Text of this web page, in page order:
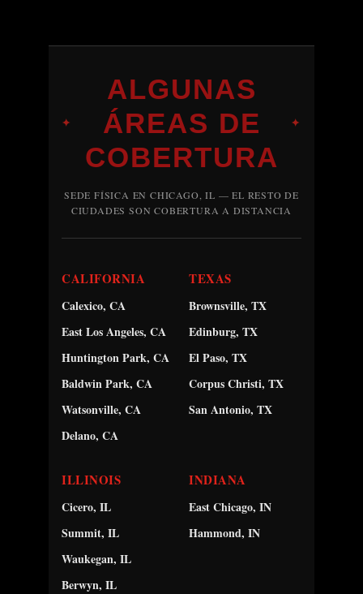
✦
ALGUNAS
ÁREAS DE
COBERTURA
✦
SEDE FÍSICA EN CHICAGO, IL — EL RESTO DE
CIUDADES SON COBERTURA A DISTANCIA
CALIFORNIA
Calexico, CA
East Los Angeles, CA
Huntington Park, CA
Baldwin Park, CA
Watsonville, CA
Delano, CA
TEXAS
Brownsville, TX
Edinburg, TX
El Paso, TX
Corpus Christi, TX
San Antonio, TX
ILLINOIS
Cicero, IL
Summit, IL
Waukegan, IL
Berwyn, IL
INDIANA
East Chicago, IN
Hammond, IN